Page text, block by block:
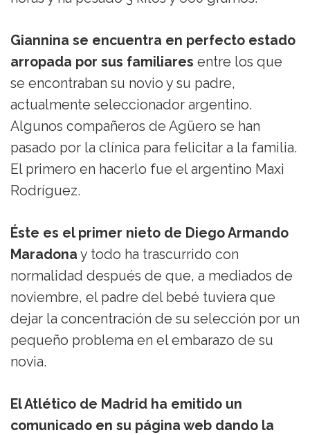
Giannina se encuentra en perfecto estado
arropada por sus familiares entre los que
se encontraban su novio y su padre,
actualmente seleccionador argentino.
Algunos compañeros de Agüero se han
pasado por la clínica para felicitar a la familia.
El primero en hacerlo fue el argentino Maxi
Rodríguez.
Éste es el primer nieto de Diego Armando
Maradona y todo ha trascurrido con
normalidad después de que, a mediados de
noviembre, el padre del bebé tuviera que
dejar la concentración de su selección por un
pequeño problema en el embarazo de su
novia.
El Atlético de Madrid ha emitido un
comunicado en su página web dando la